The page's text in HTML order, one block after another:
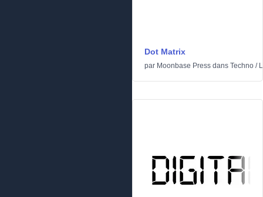
Dot Matrix
par Moonbase Press dans Techno /